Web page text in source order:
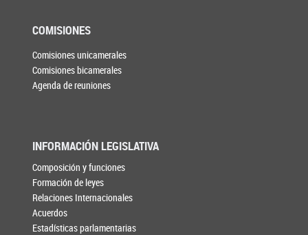
COMISIONES
Comisiones unicamerales
Comisiones bicamerales
Agenda de reuniones
INFORMACIÓN LEGISLATIVA
Composición y funciones
Formación de leyes
Relaciones Internacionales
Acuerdos
Estadísticas parlamentarias